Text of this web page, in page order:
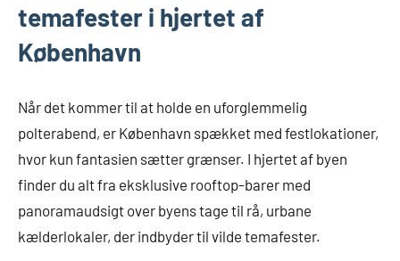
temafester i hjertet af
København
Når det kommer til at holde en uforglemmelig
polterabend, er København spækket med festlokationer,
hvor kun fantasien sætter grænser. I hjertet af byen
finder du alt fra eksklusive rooftop-barer med
panoramaudsigt over byens tage til rå, urbane
kælderlokaler, der indbyder til vilde temafester.